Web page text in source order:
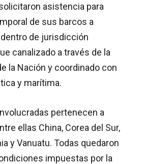
asistencia para
de sus barcos a
de jurisdicción
canalizado a través de la
la Nación y coordinado con
y marítima.
pertenecen a
ellas China, Corea del Sur,
y Vanuatu. Todas quedaron
impuestas por la